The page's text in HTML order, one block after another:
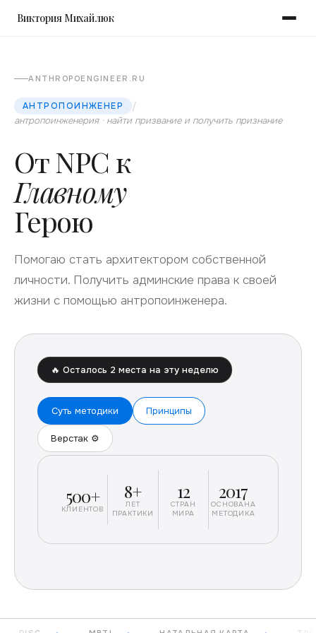
Виктория Михайлюк
ANTHROPOENGINEER.RU
АНТРОПОИНЖЕНЕР /
антропоинженерия · найти призвание и получить признание
От NPC к
Главному
Герою
Помогаю стать архитектором собственной
личности. Получить админские права к своей
жизни с помощью антропоинженера.
🔥 Осталось 2 места на эту неделю
Суть методики Принципы
Верстак ⚙
500+
КЛИЕНТОВ
8+
ЛЕТ
ПРАКТИКИ
12
СТРАН
МИРА
2017
ОСНОВАНА
МЕТОДИКА